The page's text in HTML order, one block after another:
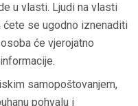
u vlasti. Ljudi na vlasti
ćete se ugodno iznenaditi
će vjerojatno
samopoštovanjem,
pohvalu i